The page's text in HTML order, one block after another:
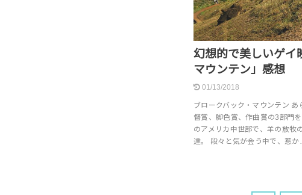
幻想的で美しいゲイ
マウンテン」感想
01/13/2018
ブロークバック・マウンテン
督賞、脚色賞、作曲賞の3部門
のアメリカ中世部で、羊の放牧
達。 段々と気が会う中で、惹か…